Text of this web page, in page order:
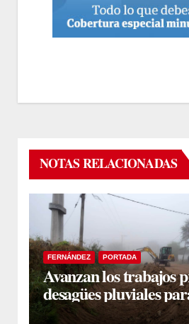
NOTAS RELACIONADAS
FERNÁNDEZ PORTADA
Avanzan los trabajos
desagües pluviales
impacto de la